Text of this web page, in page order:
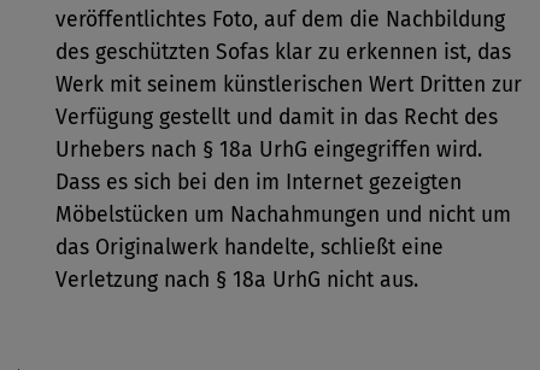
veröffentlichtes Foto, auf dem die Nachbildung
des geschützten Sofas klar zu erkennen ist, das
Werk mit seinem künstlerischen Wert Dritten zur
Verfügung gestellt und damit in das Recht des
Urhebers nach § 18a UrhG eingegriffen wird.
Dass es sich bei den im Internet gezeigten
Möbelstücken um Nachahmungen und nicht um
das Originalwerk handelte, schließt eine
Verletzung nach § 18a UrhG nicht aus.